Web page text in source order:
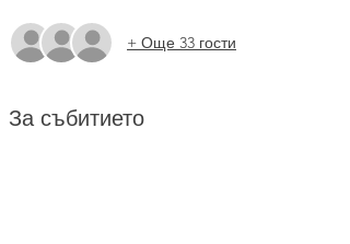
+ Още 33 гости
За събитието